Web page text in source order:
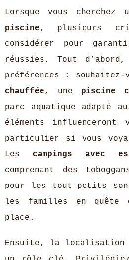
Lorsque vous cherchez
piscine, plusieurs
considérer pour
réussies. Tout d’abord,
préférences : souhaitez-
chauffée, une piscine
parc aquatique adapté
éléments influenceront
particulier si vous
Lescampings avec
comprenant des
pour les tout-petits
les familles en quête
place.
Ensuite, la localisation